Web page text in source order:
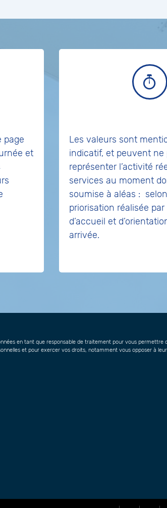
page
et
Les valeurs sont
indicatif, et peuvent ne
représenter l’activité
services au moment
soumise à aléas :
priorisation réalisée par
d’accueil et
arrivée.
en tant que responsable de traitement pour vous
et pour exercer vos droits, notamment vous opposer à